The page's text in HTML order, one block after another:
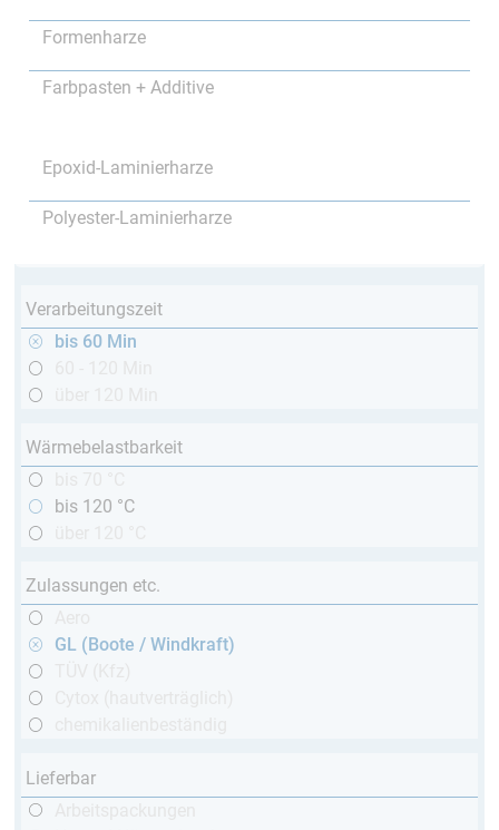
Formenharze
Farbpasten + Additive
Epoxid-Laminierharze
Polyester-Laminierharze
Verarbeitungszeit
bis 60 Min
Wärmebelastbarkeit
bis 120 °C
Zulassungen etc.
GL (Boote / Windkraft)
Lieferbar